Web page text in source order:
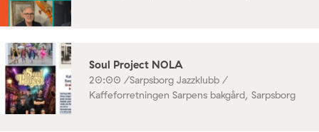
Soul Project NOLA
20:00 /Sarpsborg Jazzklubb /
Kaffeforretningen Sarpens bakgård, Sarpsborg